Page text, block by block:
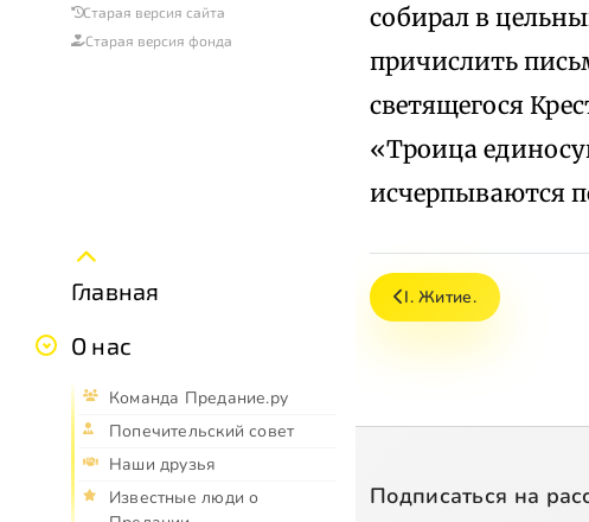
Старая версия сайта
Старая версия фонда
Главная
О нас
Команда Предание.ру
Попечительский совет
Наши друзья
Известные люди о
собирал в
причислить
светящегося
«Троица
исчерпываются
I. Житие.
Подписаться на